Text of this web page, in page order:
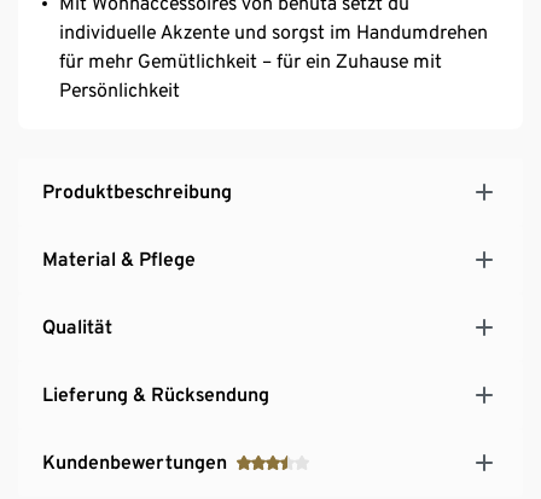
individuelle Akzente und sorgst im Handumdrehen
für mehr Gemütlichkeit – für ein Zuhause mit
Persönlichkeit
Produktbeschreibung
Material & Pflege
Qualität
Lieferung & Rücksendung
Kundenbewertungen